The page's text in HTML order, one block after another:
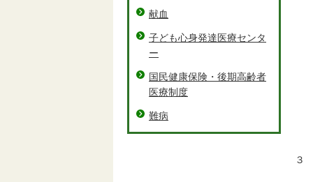
※
３
本
献血
子ども心身発達医療センタ
ー
国民健康保険・後期高齢者
医療制度
難病